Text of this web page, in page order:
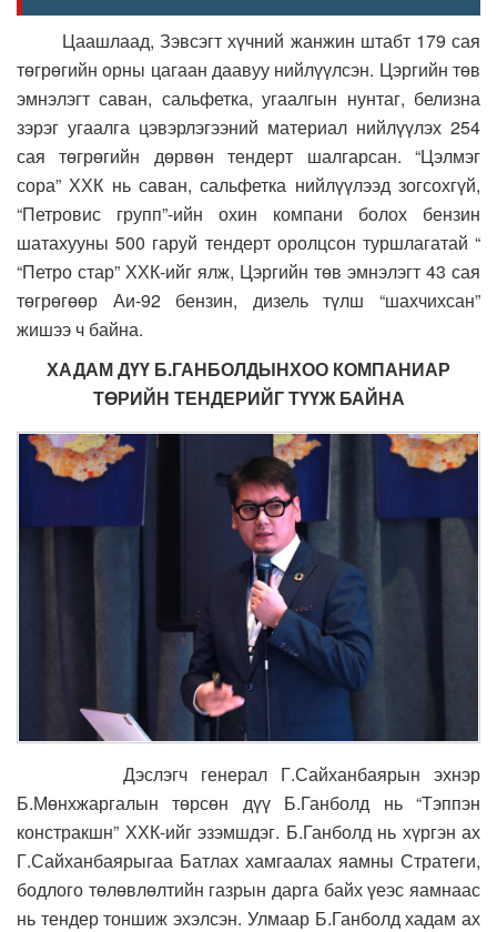
Цаашлаад, Зэвсэгт хүчний жанжин штабт 179 сая
төгрөгийн орны цагаан даавуу нийлүүлсэн. Цэргийн төв
эмнэлэгт саван, сальфетка, угаалгын нунтаг, белизна
зэрэг угаалга цэвэрлэгээний материал нийлүүлэх 254
сая төгрөгийн дөрвөн тендерт шалгарсан. “Цэлмэг
сора” ХХК нь саван, сальфетка нийлүүлээд зогсохгүй,
“Петровис групп”-ийн охин компани болох бензин
шатахууны 500 гаруй тендерт оролцсон туршлагатай “
“Петро стар” ХХК-ийг ялж, Цэргийн төв эмнэлэгт 43 сая
төгрөгөөр Аи-92 бензин, дизель түлш “шахчихсан”
жишээ ч байна.
ХАДАМ ДҮҮ Б.ГАНБОЛДЫНХОО КОМПАНИАР
ТӨРИЙН ТЕНДЕРИЙГ ТҮҮЖ БАЙНА
Дэслэгч генерал Г.Сайханбаярын эхнэр
Б.Мөнхжаргалын төрсөн дүү Б.Ганболд нь “Тэппэн
констракшн” ХХК-ийг эзэмшдэг. Б.Ганболд нь хүргэн ах
Г.Сайханбаярыгаа Батлах хамгаалах яамны Стратеги,
бодлого төлөвлөлтийн газрын дарга байх үеэс яамнаас
нь тендер тоншиж эхэлсэн. Улмаар Б.Ганболд хадам ах